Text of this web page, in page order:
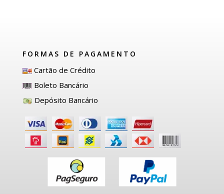
FORMAS DE PAGAMENTO
Cartão de Crédito
Boleto Bancário
Depósito Bancário